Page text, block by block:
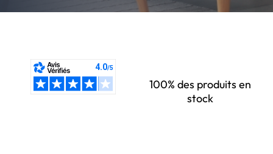
100% des produits en
stock